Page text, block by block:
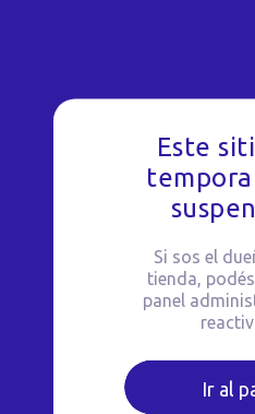
Este
Si sos el
tienda,
panel
Ir al